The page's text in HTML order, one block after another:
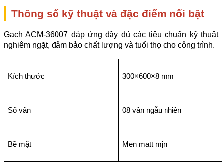
Thông số kỹ thuật và đặc điểm nổi bật
Gạch ACM-36007 đáp ứng đầy đủ các tiêu chuẩn kỹ thuật
nghiêm ngặt, đảm bảo chất lượng và tuổi thọ cho công trình.
Kích thước 300×600×8 mm
Số vân 08 vân ngẫu nhiên
Bề mặt Men matt mịn